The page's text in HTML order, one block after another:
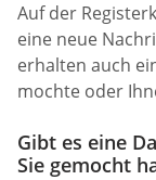
Auf der
eine neue
erhalten auch
mochte oder
Gibt es eine
Sie gemocht